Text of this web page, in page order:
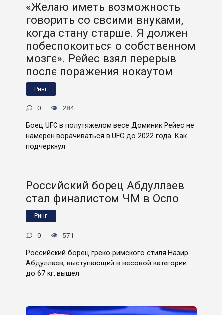
«Желаю иметь возможность
говорить со своими внуками,
когда стану старше. Я должен
побеспокоиться о собственном
мозге». Рейес взял перерыв
после поражения нокаутом
Ринг
0 284
Боец UFC в полутяжелом весе Доминик Рейес не
намерен ворачиваться в UFC до 2022 года. Как
подчеркнул
Российский борец Абдуллаев
стал финалистом ЧМ в Осло
Ринг
0 571
Российский борец греко-римского стиля Назир
Абдуллаев, выступающий в весовой категории
до 67 кг, вышел